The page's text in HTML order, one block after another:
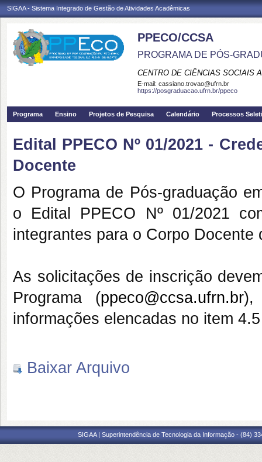
SIGAA - Sistema Integrado de Gestão de Atividades Acadêmicas
PPECO/CCSA
PROGRAMA DE PÓS-
CENTRO DE CIÊNCIAS SOCIAIS
E-mail: cassiano.trovao@ufrn.br
https://posgraduacao.ufrn.br/ppeco
Programa Ensino Projetos de Pesquisa Calendário Processos
Edital PPECO Nº 01/2021 -
Docente
O Programa de Pós-graduação
o Edital PPECO Nº 01/2021
integrantes para o Corpo
As solicitações de inscrição
Programa (ppeco@ccsa.ufrn.br),
informações elencadas no item
Baixar Arquivo
SIGAA | Superintendência de Tecnologia da Informação - (84)